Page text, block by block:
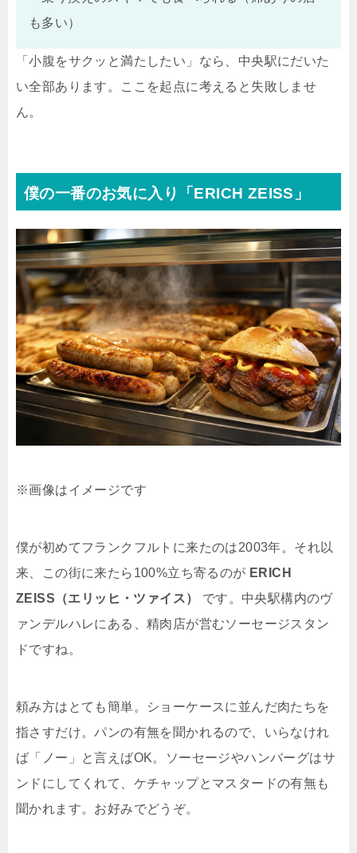
も多い）
「小腹をサクッと満たしたい」なら、中央駅にだいた
い全部あります。ここを起点に考えると失敗しませ
ん。
僕の一番のお気に入り「ERICH ZEISS」
※画像はイメージです
僕が初めてフランクフルトに来たのは2003年。それ以
来、この街に来たら100%立ち寄るのが ERICH
ZEISS（エリッヒ・ツァイス）
です。中央駅構内のヴ
ァンデルハレにある、精肉店が営むソーセージスタン
ドですね。
頼み方はとても簡単。ショーケースに並んだ肉たちを
指さすだけ。パンの有無を聞かれるので、いらなけれ
ば「ノー」と言えばOK。ソーセージやハンバーグはサ
ンドにしてくれて、ケチャップとマスタードの有無も
聞かれます。お好みでどうぞ。